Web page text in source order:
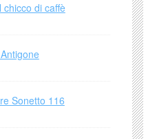
di caffè
Sonetto 116